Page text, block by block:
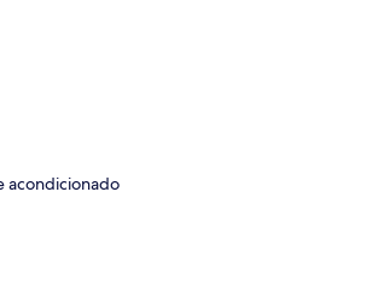
acondicionado